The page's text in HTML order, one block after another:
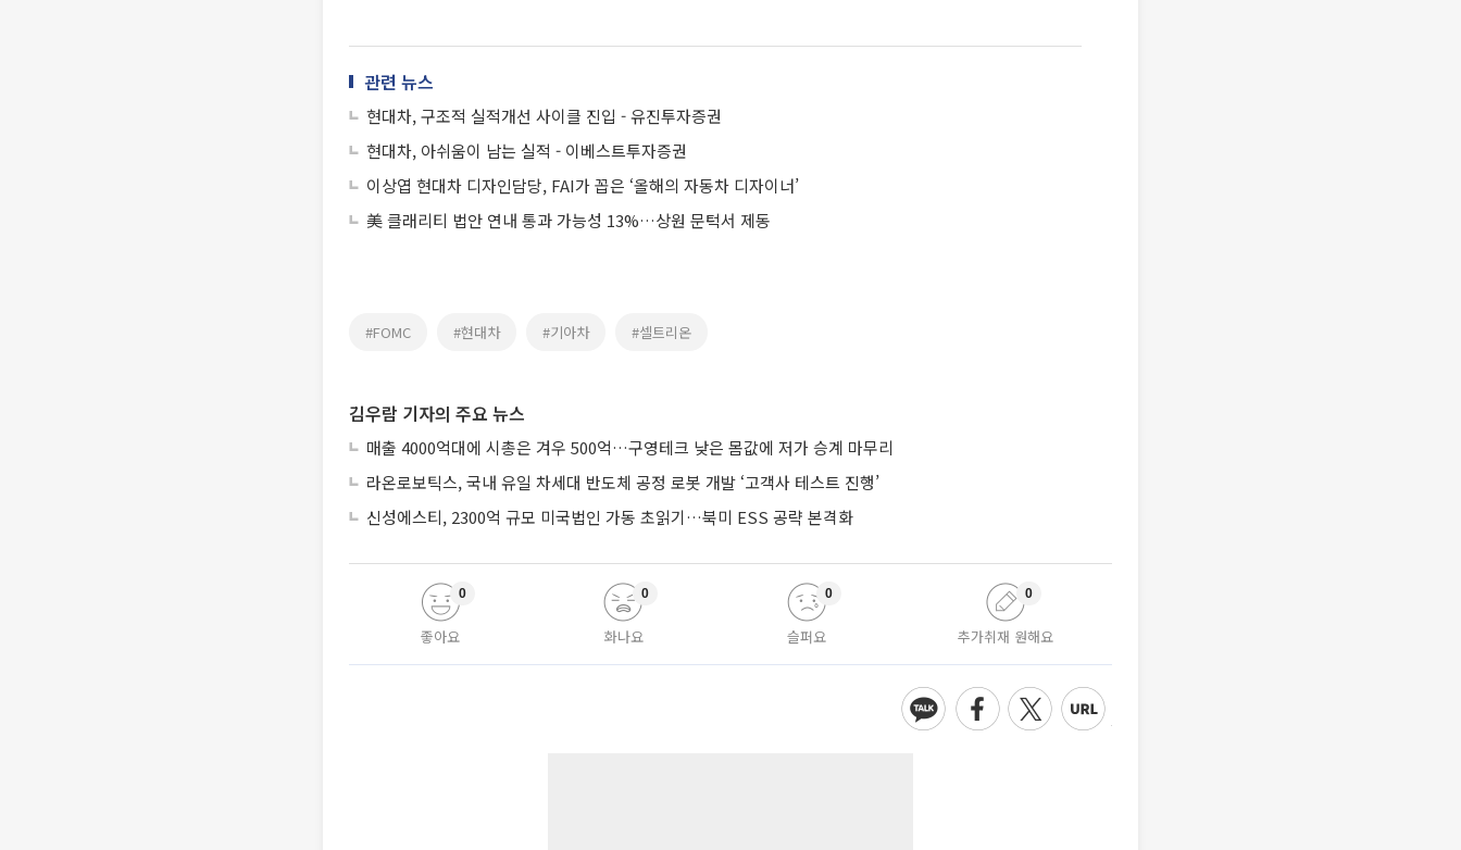
관련 뉴스
현대차, 구조적 실적개선 사이클 진입 - 유진투자증권
현대차, 아쉬움이 남는 실적 - 이베스트투자증권
이상엽 현대차 디자인담당, FAI가 꼽은 ‘올해의 자동차 디자이너’
美 클래리티 법안 연내 통과 가능성 13%…상원 문턱서 제동
#FOMC #현대차 #기아차 #셀트리온
김우람 기자의 주요 뉴스
매출 4000억대에 시총은 겨우 500억…구영테크 낮은 몸값에 저가 승계 마무리
라온로보틱스, 국내 유일 차세대 반도체 공정 로봇 개발 ‘고객사 테스트 진행’
신성에스티, 2300억 규모 미국법인 가동 초읽기…북미 ESS 공략 본격화
좋아요
0
화나요
0
슬퍼요
0
추가취재 원해요
0